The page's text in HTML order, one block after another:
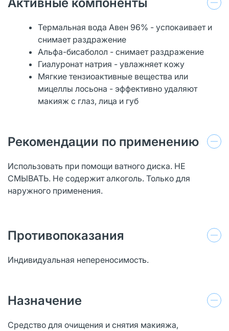
Термальная вода Авен 96% - успокаивает и
снимает раздражение
Альфа-бисаболол - снимает раздражение
Гиалуронат натрия - увлажняет кожу
Мягкие тензиоактивные вещества или
мицеллы лосьона - эффективно удаляют
макияж с глаз, лица и губ
Рекомендации по применению
Использовать при помощи ватного диска. НЕ
СМЫВАТЬ. Не содержит алкоголь. Только для
наружного применения.
Противопоказания
Индивидуальная непереносимость.
Назначение
Средство для очищения и снятия макияжа,